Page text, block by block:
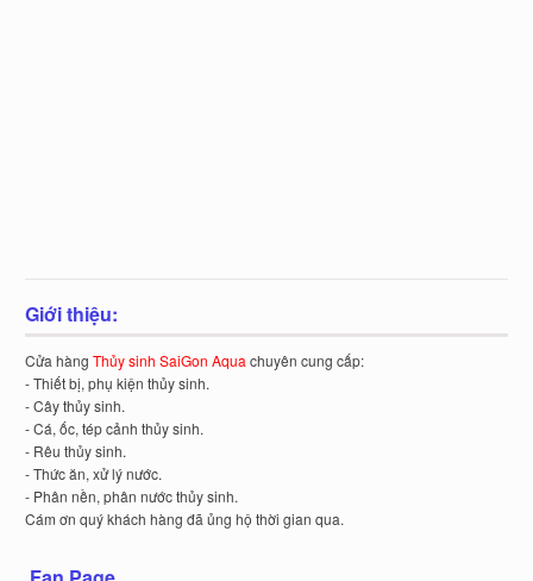
Giới thiệu:
Cửa hàngThủy sinh SaiGon Aquachuyên cung cấp:
- Thiết bị, phụ kiện thủy sinh.
- Cây thủy sinh.
- Cá, ốc, tép cảnh thủy sinh.
- Rêu thủy sinh.
- Thức ăn, xử lý nước.
- Phân nền, phân nước thủy sinh.
Cám ơn quý khách hàng đã ủng hộ thời gian qua.